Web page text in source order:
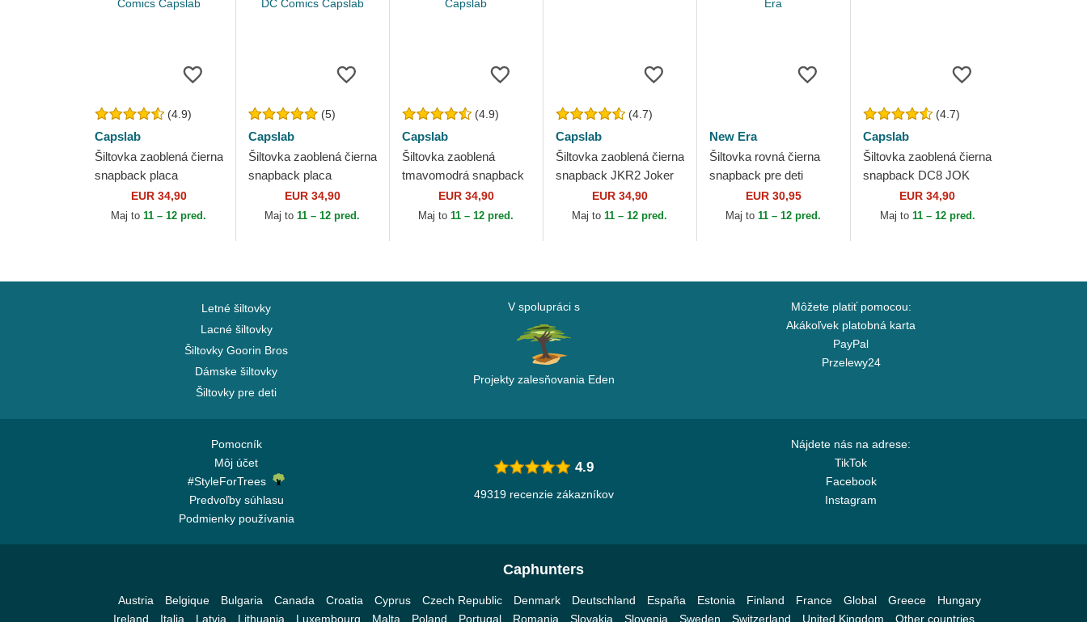
(4.9)
Capslab
Šiltovka zaoblená čierna
snapback placa
Gotham City BATP1
Batman DC Comics
EUR 34,90
Maj to11 – 12 pred.
(5)
Capslab
Šiltovka zaoblená čierna
snapback placa
Gotham City DC6
BATP1 Batman DC
EUR 34,90
Maj to11 – 12 pred.
(4.9)
Capslab
Šiltovka zaoblená
tmavomodrá snapback
BAT4 Batman DC
Comics Capslab
EUR 34,90
Maj to11 – 12 pred.
(4.7)
Capslab
Šiltovka zaoblená čierna
snapback JKR2 Joker
DC Comics Capslab
EUR 34,90
Maj to11 – 12 pred.
New Era
Šiltovka rovná čierna
snapback pre deti
9FIFTY Batman DC
Comics New Era
EUR 30,95
Maj to11 – 12 pred.
(4.7)
Capslab
Šiltovka zaoblená čierna
snapback DC8 JOK
Joker DC Comics
Capslab
EUR 34,90
Maj to 11 – 12 pred.
Letné šiltovky
Lacné šiltovky
Šiltovky Goorin Bros
Dámske šiltovky
Šiltovky pre deti
V spolupráci s
Projekty zalesňovania Eden
Môžete platiť pomocou:
Akákoľvek platobná karta
PayPal
Przelewy24
Pomocník
Môj účet
#StyleForTrees
Predvoľby súhlasu
Podmienky používania
Nájdete nás na adrese:
TikTok
Facebook
Instagram
4.9
49319 recenzie zákazníkov
Caphunters
Austria Belgique Bulgaria Canada Croatia Cyprus Czech Republic Denmark Deutschland España Estonia Finland France Global Greece
Hungary
Ireland
Italia Latvia Lithuania Luxembourg Malta Poland Portugal Romania Slovakia Slovenia Sweden Switzerland United Kingdom Other countries